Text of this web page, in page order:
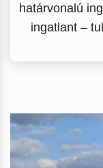
határvonalú
ingatlant –